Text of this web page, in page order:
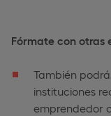
Fórmate con otras
También
instituciones
emprendedor